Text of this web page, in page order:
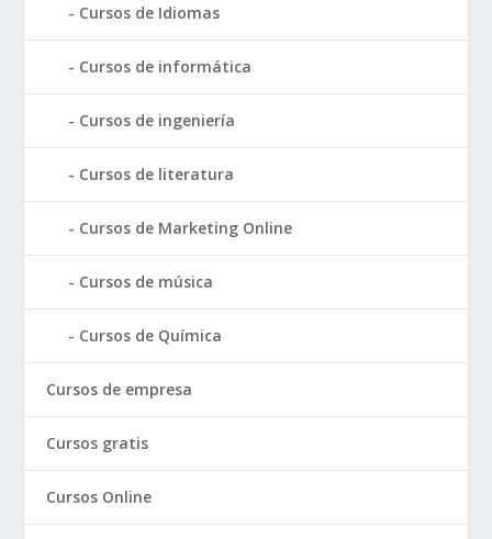
Cursos de Idiomas
Cursos de informática
Cursos de ingeniería
Cursos de literatura
Cursos de Marketing Online
Cursos de música
Cursos de Química
Cursos de empresa
Cursos gratis
Cursos Online